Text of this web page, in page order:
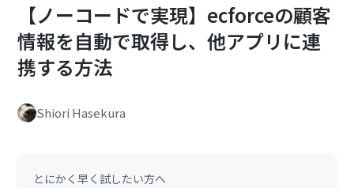
【ノーコードで実現】ecforceの顧客
情報を自動で取得し、他アプリに連
携する方法
Shiori Hasekura
とにかく早く試したい方へ